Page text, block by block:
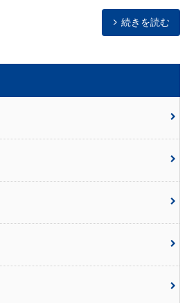
続きを読む